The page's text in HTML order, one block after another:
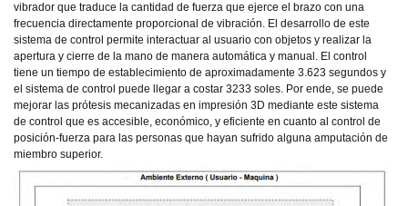
vibrador que traduce la cantidad de fuerza que ejerce el brazo con una
frecuencia directamente proporcional de vibración. El desarrollo de este
sistema de control permite interactuar al usuario con objetos y realizar la
apertura y cierre de la mano de manera automática y manual. El control
tiene un tiempo de establecimiento de aproximadamente 3.623 segundos y
el sistema de control puede llegar a costar 3233 soles. Por ende, se puede
mejorar las prótesis mecanizadas en impresión 3D mediante este sistema
de control que es accesible, económico, y eficiente en cuanto al control de
posición-fuerza para las personas que hayan sufrido alguna amputación de
miembro superior.